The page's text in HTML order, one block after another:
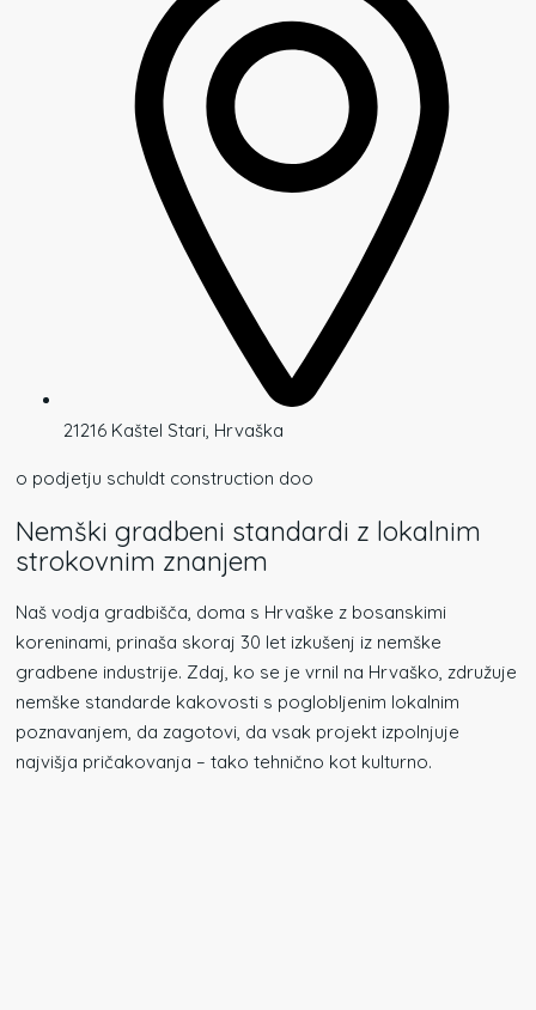
21216 Kaštel Stari, Hrvaška
o podjetju schuldt construction doo
Nemški gradbeni standardi z lokalnim
strokovnim znanjem
Naš vodja gradbišča, doma s Hrvaške z bosanskimi
koreninami, prinaša skoraj 30 let izkušenj iz nemške
gradbene industrije. Zdaj, ko se je vrnil na Hrvaško, združuje
nemške standarde kakovosti s poglobljenim lokalnim
poznavanjem, da zagotovi, da vsak projekt izpolnjuje
najvišja pričakovanja – tako tehnično kot kulturno.